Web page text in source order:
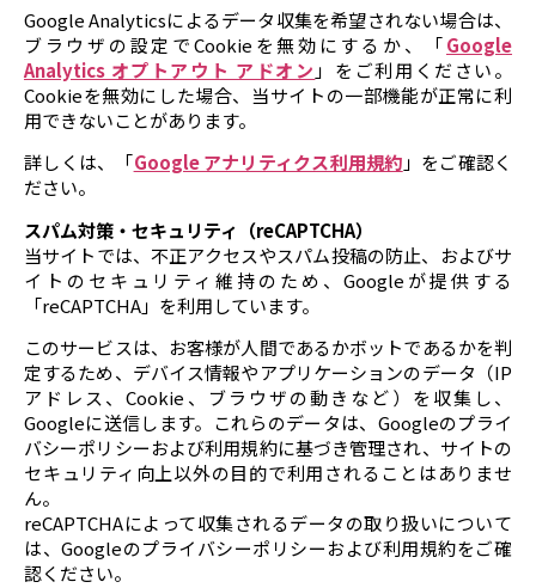
Google Analyticsによるデータ収集を希望されない場合は、
ブラウザの設定でCookieを無効にするか、「Google
Analytics オプトアウト アドオン 」をご利用ください。
Cookieを無効にした場合、当サイトの一部機能が正常に利
用できないことがあります。
詳しくは、「Google アナリティクス利用規約 」をご確認く
ださい。
スパム対策・セキュリティ（reCAPTCHA）
当サイトでは、不正アクセスやスパム投稿の防止、およびサ
イトのセキュリティ維持のため、Googleが提供する
「reCAPTCHA」を利用しています。
このサービスは、お客様が人間であるかボットであるかを判
定するため、デバイス情報やアプリケーションのデータ（IP
アドレス、Cookie、ブラウザの動きなど）を収集し、
Googleに送信します。これらのデータは、Googleのプライ
バシーポリシーおよび利用規約に基づき管理され、サイトの
セキュリティ向上以外の目的で利用されることはありませ
ん。
reCAPTCHAによって収集されるデータの取り扱いについて
は、Googleのプライバシーポリシーおよび利用規約をご確
認ください。